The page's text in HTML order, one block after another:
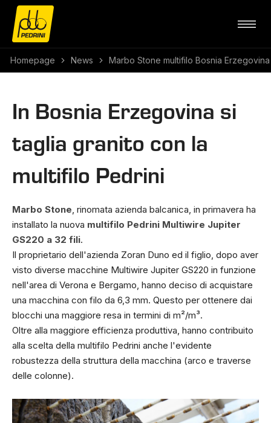
Homepage News Marbo Stone multifilo Bosnia Erzegovina
In Bosnia Erzegovina si
taglia granito con la
multifilo Pedrini
Marbo Stone, rinomata azienda balcanica, in primavera ha
installato la nuova multifilo Pedrini Multiwire Jupiter
GS220 a 32 fili.
Il proprietario dell'azienda Zoran Duno ed il figlio, dopo aver
visto diverse macchine Multiwire Jupiter GS220 in funzione
nell'area di Verona e Bergamo, hanno deciso di acquistare
una macchina con filo da 6,3 mm. Questo per ottenere dai
blocchi una maggiore resa in termini di m²/m³.
Oltre alla maggiore efficienza produttiva, hanno contribuito
alla scelta della multifilo Pedrini anche l'evidente
robustezza della struttura della macchina (arco e traverse
delle colonne).